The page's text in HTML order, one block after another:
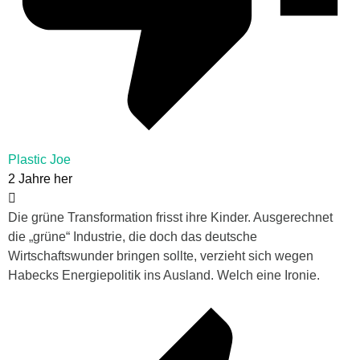
Plastic Joe
2 Jahre her
Die grüne Transformation frisst ihre Kinder. Ausgerechnet
die „grüne“ Industrie, die doch das deutsche
Wirtschaftswunder bringen sollte, verzieht sich wegen
Habecks Energiepolitik ins Ausland. Welch eine Ironie.